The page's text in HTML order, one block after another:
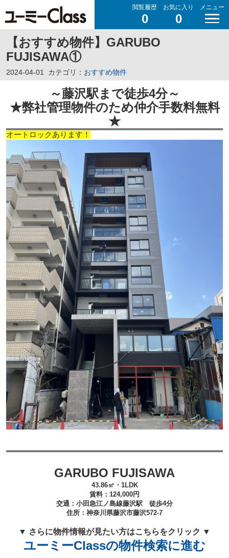
閲覧履歴
0
お気に入り
0
メニュー
【おすすめ物件】GARUBO
FUJISAWA①
2024-04-01 カテゴリ： おすすめ物件
～藤沢駅まで徒歩4分～
★弊社管理物件のため仲介手数料無料
★
オートロックあります！
GARUBO FUJISAWA
43.86㎡・1LDK
賃料： 124,000円
交通：小田急江ノ島線藤沢駅 徒歩4分
住所： 神奈川県藤沢市藤沢572-7
▼ さらに物件情報が見たい方はこちらをクリック ▼
ユーミーClassの物件検索に進む